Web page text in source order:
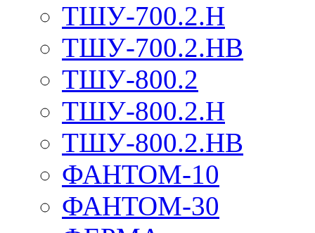
ТШУ-700.2.Н
ТШУ-700.2.НВ
ТШУ-800.2
ТШУ-800.2.Н
ТШУ-800.2.НВ
ФАНТОМ-10
ФАНТОМ-30